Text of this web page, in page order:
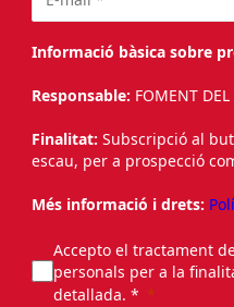
Informació bàsica sobre
Responsable: FOMENT
Finalitat: Subscripció al
escau, per a prospecció
Més informació i drets:
Accepto el tractament
personals per a la
detallada. *